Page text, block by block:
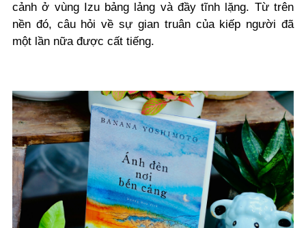
cảnh ở vùng Izu bảng lảng và đầy tĩnh lặng. Từ trên
nền đó, câu hỏi về sự gian truân của kiếp người đã
một lần nữa được cất tiếng.